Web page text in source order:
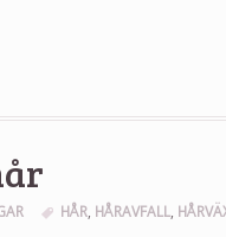
HÅR, HÅRAVFALL,